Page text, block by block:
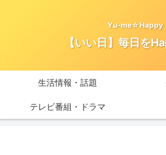
Yu-me☆Happy
【いい日】毎日を
生活情報・話題
テレビ番組・ドラマ